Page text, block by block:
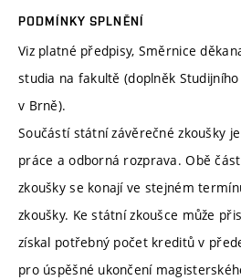
PODMÍNKY SPLNĚNÍ
Viz platné předpisy, Směrnice
studia na fakultě (doplněk
v Brně).
Součástí státní závěrečné zkoušky
práce a odborná rozprava. Obě
zkoušky se konají ve stejném
zkoušky. Ke státní zkoušce může
získal potřebný počet kreditů v
pro úspěšné ukončení